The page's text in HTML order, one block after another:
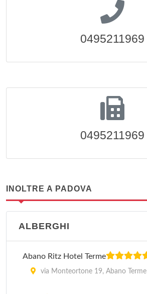
0495211969
0495211969
INOLTRE A PADOVA
ALBERGHI
Abano Ritz Hotel Terme
via Monteortone 19, Abano Terme